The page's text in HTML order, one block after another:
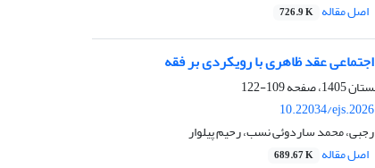
اصل مقاله 726.9 K
عقد ظاهری با رویکردی بر فقه
109-122
10.22034/
رجبی، محمد ساردوئی نسب، رحیم پیلوار
اصل مقاله 689.67 K